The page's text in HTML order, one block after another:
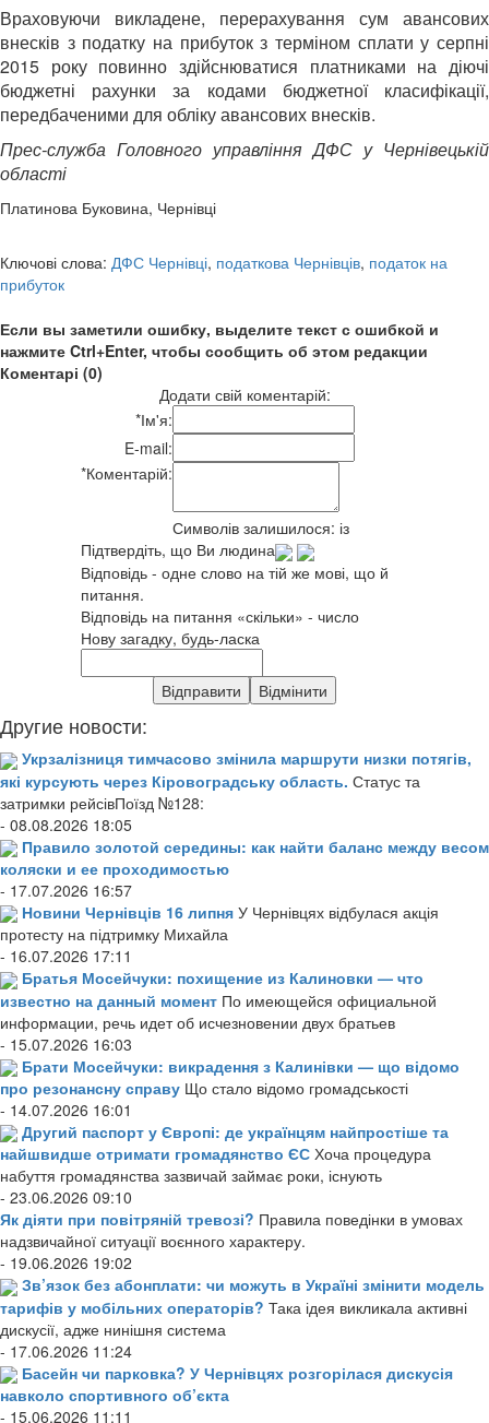
Враховуючи викладене, перерахування сум авансових
внесків з податку на прибуток з терміном сплати у серпні
2015 року повинно здійснюватися платниками на діючі
бюджетні рахунки за кодами бюджетної класифікації,
передбаченими для обліку авансових внесків.
Прес-служба Головного управління ДФС у Чернівецькій
області
Платинова Буковина, Чернівці
Ключові слова: ДФС Чернівці, податкова Чернівців, податок на
прибуток
Если вы заметили ошибку, выделите текст с ошибкой и
нажмите Ctrl+Enter, чтобы сообщить об этом редакции
Коментарі (0)
Додати свій коментарій:
*Ім'я:
E-mail:
*Коментарій:
Символів залишилося: із
Підтвердіть, що Ви людина
Відповідь - одне слово на тій же мові, що й
питання.
Відповідь на питання «скільки» - число
Нову загадку, будь-ласка
Другие новости:
Укрзалізниця тимчасово змінила маршрути низки потягів,
які курсують через Кіровоградську область. Статус та
затримки рейсівПоїзд №128:
- 08.08.2026 18:05
Правило золотой середины: как найти баланс между весом
коляски и ее проходимостью
- 17.07.2026 16:57
Новини Чернівців 16 липня У Чернівцях відбулася акція
протесту на підтримку Михайла
- 16.07.2026 17:11
Братья Мосейчуки: похищение из Калиновки — что
известно на данный момент По имеющейся официальной
информации, речь идет об исчезновении двух братьев
- 15.07.2026 16:03
Брати Мосейчуки: викрадення з Калинівки — що відомо
про резонансну справу Що стало відомо громадськості
- 14.07.2026 16:01
Другий паспорт у Європі: де українцям найпростіше та
найшвидше отримати громадянство ЄС Хоча процедура
набуття громадянства зазвичай займає роки, існують
- 23.06.2026 09:10
Як діяти при повітряній тревозі? Правила поведінки в умовах
надзвичайної ситуації воєнного характеру.
- 19.06.2026 19:02
Зв’язок без абонплати: чи можуть в Україні змінити модель
тарифів у мобільних операторів? Така ідея викликала активні
дискусії, адже нинішня система
- 17.06.2026 11:24
Басейн чи парковка? У Чернівцях розгорілася дискусія
навколо спортивного об’єкта
- 15.06.2026 11:11